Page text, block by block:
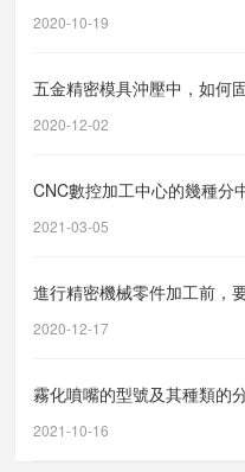
2020-10-19
五金精密模具沖壓中，如何
2020-12-02
CNC數控加工中心的幾種分
2021-03-05
進行精密機械零件加工前，
2020-12-17
霧化噴嘴的型號及其種類的
2021-10-16